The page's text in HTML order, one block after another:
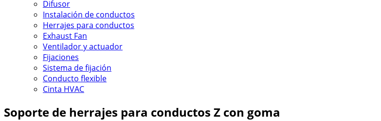
Difusor
Instalación de conductos
Herrajes para conductos
Exhaust Fan
Ventilador y actuador
Fijaciones
Sistema de fijación
Conducto flexible
Cinta HVAC
Soporte de herrajes para conductos Z con goma